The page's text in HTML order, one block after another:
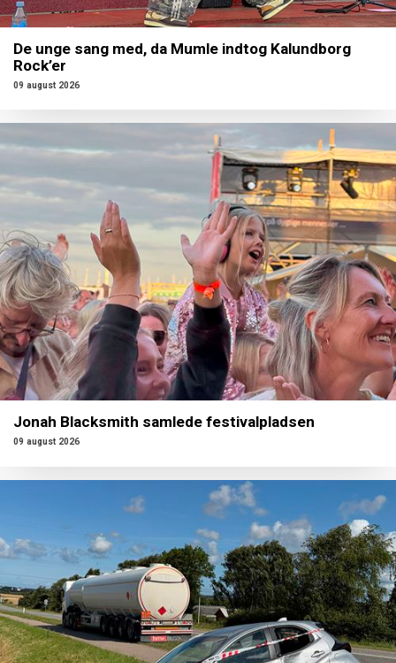
De unge sang med, da Mumle indtog Kalundborg
Rock’er
09 august 2026
Jonah Blacksmith samlede festivalpladsen
09 august 2026